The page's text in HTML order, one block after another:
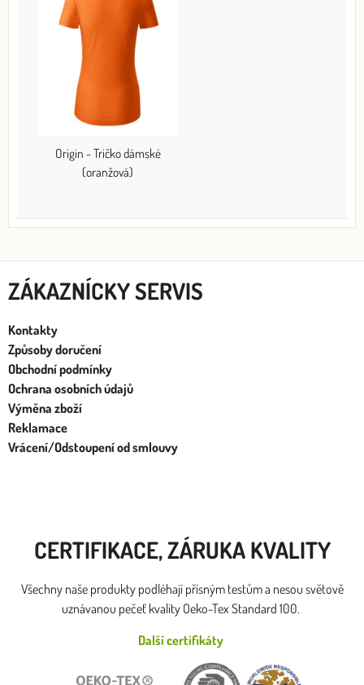
Origin - Tričko dámské
(oranžová)
ZÁKAZNÍCKY SERVIS
Kontakty
Způsoby doručení
Obchodní podmínky
Ochrana osobních údajů
Výměna zboží
Reklamace
Vrácení/Odstoupení od smlouvy
CERTIFIKACE, ZÁRUKA KVALITY
Všechny naše produkty podléhají přísným testům a nesou světově
uznávanou pečeť kvality Oeko-Tex Standard 100.
Další certifikáty